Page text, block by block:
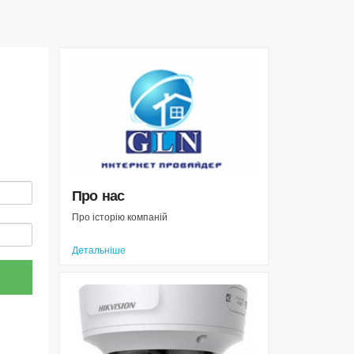
Про нас
Про історію компаній
Детальніше